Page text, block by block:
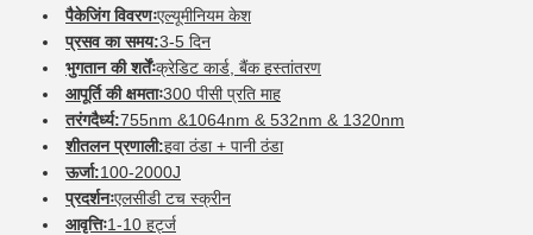
पैकेजिंग विवरणःएल्यूमीनियम केश
प्रसव का समय:3-5 दिन
भुगतान की शर्तेंःक्रेडिट कार्ड, बैंक हस्तांतरण
आपूर्ति की क्षमताः300 पीसी प्रति माह
तरंगदैर्ध्य:755nm &1064nm & 532nm & 1320nm
शीतलन प्रणाली:हवा ठंडा + पानी ठंडा
ऊर्जा:100-2000J
प्रदर्शनःएलसीडी टच स्क्रीन
आवृत्तिः1-10 हर्ट्ज